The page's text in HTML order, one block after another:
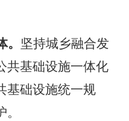
坚持城乡融合发
共基础设施一体化
基础设施统一规